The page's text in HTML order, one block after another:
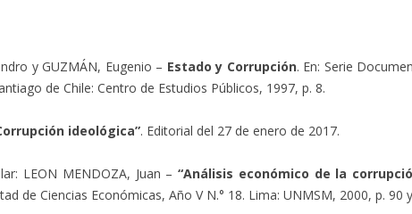
y GUZMÁN, Eugenio – Estado y Corrupción. En: Serie
de Chile: Centro de Estudios Públicos, 1997, p. 8.
ideológica”. Editorial del 27 de enero de 2017.
LEON MENDOZA, Juan –“Análisis económico de la
de Ciencias Económicas, Año V N.° 18. Lima: UNMSM, 2000, p. 90